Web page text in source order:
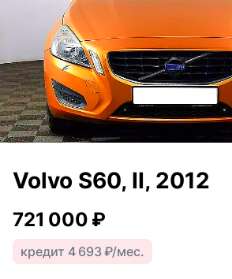
Volvo S60, II, 2012
721 000 ₽
кредит 4 693 ₽/мес.